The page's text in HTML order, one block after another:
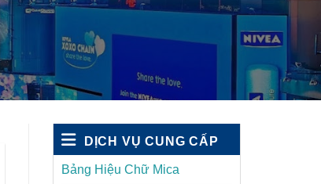
DỊCH VỤ CUNG CẤP
Bảng Hiệu Chữ Mica